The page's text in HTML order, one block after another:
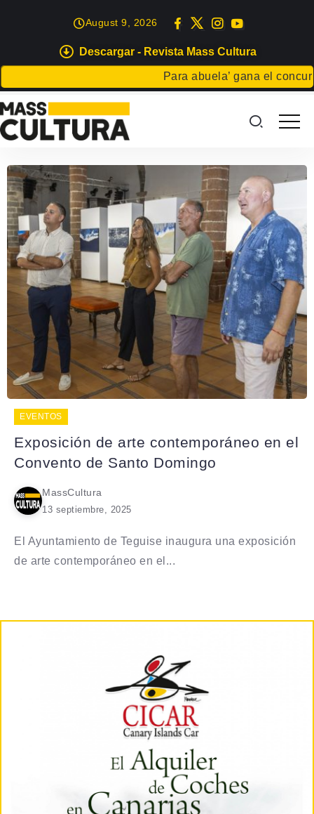
Descargar - Revista Mass Cultura
Para abuela’ gana el
August 9, 2026
EVENTOS
Exposición de arte contemporáneo en el
Convento de Santo Domingo
MassCultura
13 septiembre, 2025
El Ayuntamiento de Teguise inaugura una exposición
de arte contemporáneo en el...